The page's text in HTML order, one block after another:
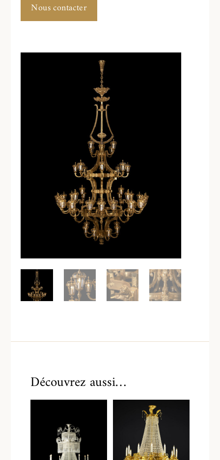
Nous contacter
Découvrez aussi…